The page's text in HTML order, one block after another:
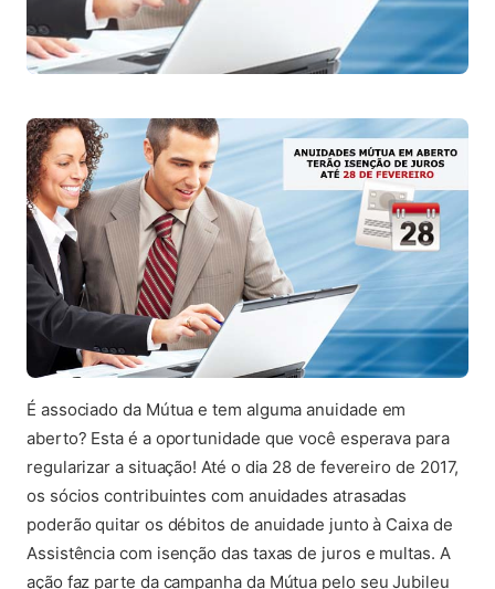
É associado da Mútua e tem alguma anuidade em
aberto? Esta é a oportunidade que você esperava para
regularizar a situação! Até o dia 28 de fevereiro de 2017,
os sócios contribuintes com anuidades atrasadas
poderão quitar os débitos de anuidade junto à Caixa de
Assistência com isenção das taxas de juros e multas. A
ação faz parte da campanha da Mútua pelo seu Jubileu